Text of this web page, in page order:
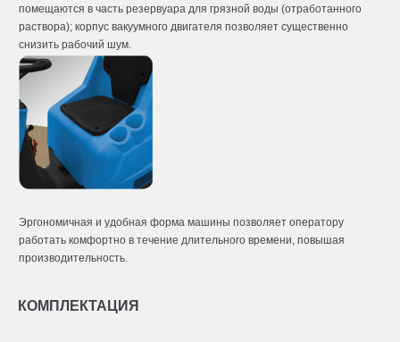
помещаются в часть резервуара для грязной воды (отработанного
раствора); корпус вакуумного двигателя позволяет существенно
снизить рабочий шум.
Эргономичная и удобная форма машины позволяет оператору
работать комфортно в течение длительного времени, повышая
производительность.
КОМПЛЕКТАЦИЯ